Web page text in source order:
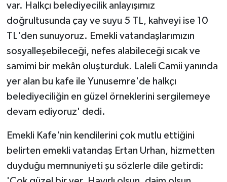
var. Halkçı belediyecilik anlayışımız
doğrultusunda çay ve suyu 5 TL, kahveyi ise 10
TL'den sunuyoruz. Emekli vatandaşlarımızın
sosyalleşebileceği, nefes alabileceği sıcak ve
samimi bir mekân oluşturduk. Laleli Camii yanında
yer alan bu kafe ile Yunusemre'de halkçı
belediyeciliğin en güzel örneklerini sergilemeye
devam ediyoruz' dedi.
Emekli Kafe'nin kendilerini çok mutlu ettiğini
belirten emekli vatandaş Ertan Urhan, hizmetten
duyduğu memnuniyeti şu sözlerle dile getirdi: